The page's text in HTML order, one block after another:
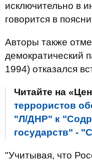
исключительно в
говорится в
Авторы также
демократический
1994) отказался
Читайте на
террористов
"Л/ДНР" к
государств" -
"Учитывая, что